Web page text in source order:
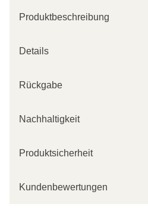
Produktbeschreibung
Details
Rückgabe
Nachhaltigkeit
Produktsicherheit
Kundenbewertungen